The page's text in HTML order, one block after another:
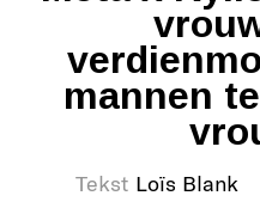
mannen
Tekst Loïs Blank